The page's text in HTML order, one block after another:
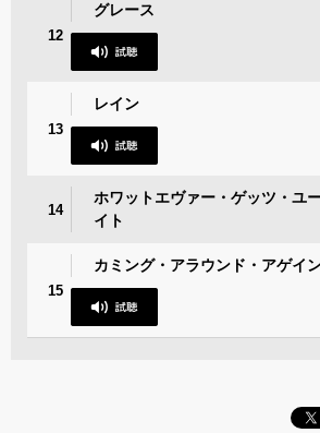
12
グレース
13
レイン
14
ホワットエヴァー・ゲッツ・ユ
イト
15
カミング・アラウンド・アゲイ